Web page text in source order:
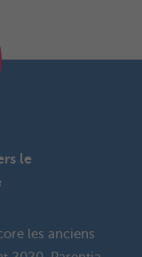
le
les anciens